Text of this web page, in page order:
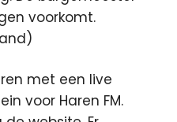
voorkomt.
met een live
voor Haren FM.